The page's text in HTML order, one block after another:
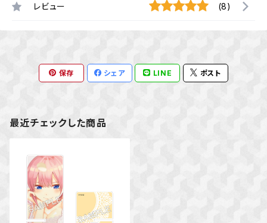
レビュー (8)
保存 シェア LINE ポスト
最近チェックした商品